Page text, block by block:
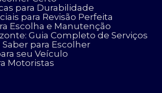
para Durabilidade
para Revisão Perfeita
Escolha e Manutenção
Guia Completo de Serviços
Saber para Escolher
seu Veículo
Motoristas